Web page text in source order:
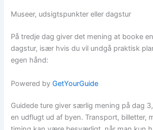
Museer, udsigtspunkter eller dagstur
På tredje dag giver det mening at booke
dagstur, især hvis du vil undgå praktisk
egen hånd:
Powered byGetYourGuide
Guidede ture giver særlig mening på dag
en udflugt ud af byen. Transport, billetter,